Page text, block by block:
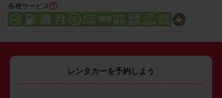
各種サービス
レンタカーを予約しよう